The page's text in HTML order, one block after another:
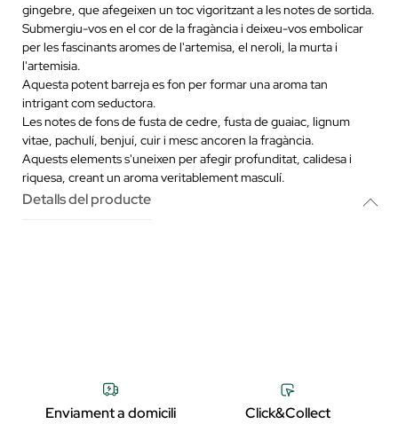
gingebre, que afegeixen un toc vigoritzant a les notes de sortida.
Submergiu-vos en el cor de la fragància i deixeu-vos embolicar
per les fascinants aromes de l'artemisa, el neroli, la murta i
l'artemisia.
Aquesta potent barreja es fon per formar una aroma tan
intrigant com seductora.
Les notes de fons de fusta de cedre, fusta de guaiac, lignum
vitae, pachulí, benjuí, cuir i mesc ancoren la fragància.
Aquests elements s'uneixen per afegir profunditat, calidesa i
riquesa, creant un aroma veritablement masculí.
Detalls del producte
Enviament a domicili Click&Collect